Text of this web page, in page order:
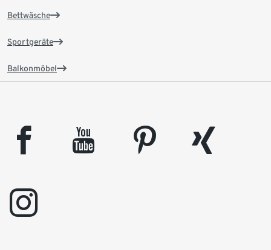
Bettwäsche
Sportgeräte
Balkonmöbel
facebook youtube pinterest
xing
instagram